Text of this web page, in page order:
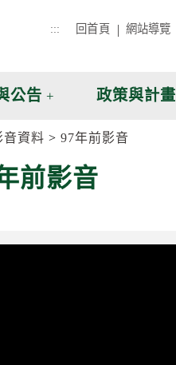
::: 回首頁 網站導覽
公告 政策與計畫
音資料 97年前影音
前影音